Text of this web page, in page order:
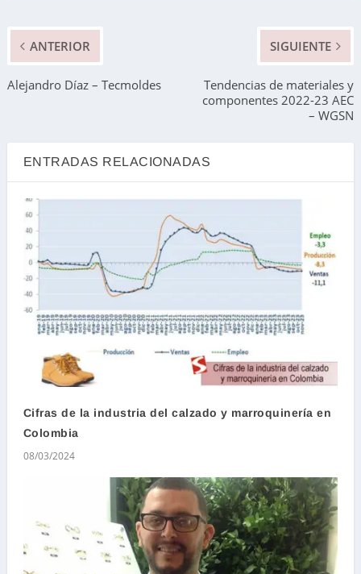
ANTERIOR
Alejandro Díaz – Tecmoldes
SIGUIENTE
Tendencias de materiales y
componentes 2022-23 AEC
– WGSN
ENTRADAS RELACIONADAS
Cifras de la industria del calzado y marroquinería en
Colombia
08/03/2024